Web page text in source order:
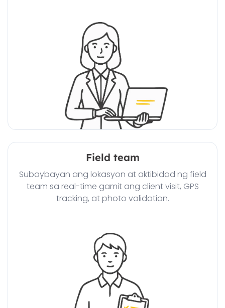
Field team
Subaybayan ang lokasyon at aktibidad ng field
team sa real-time gamit ang client visit, GPS
tracking, at photo validation.